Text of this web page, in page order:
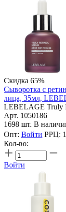
Скидка 65%
Сыворотка с
лица, 35мл,
LEBELAGE Truly
Арт. 1050186
1698 шт. В
Опт: Войти РРЦ:
Кол-во:
Войти